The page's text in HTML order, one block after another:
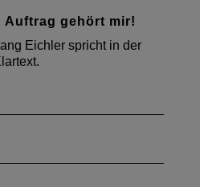
Auftrag gehört mir!
Eichler spricht in der